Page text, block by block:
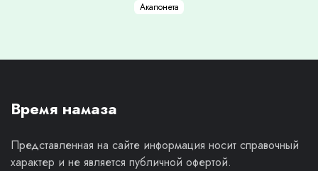
Акапонета
Время намаза
Представленная на сайте информация носит справочный
характер и не является публичной офертой.